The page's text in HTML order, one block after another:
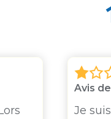
Avis
Je